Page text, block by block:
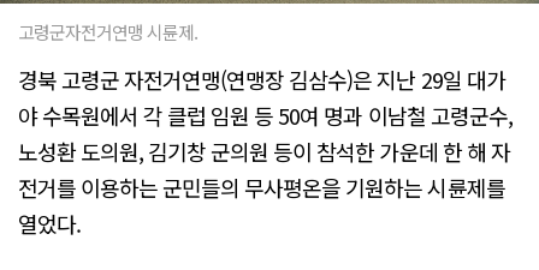
고령군자전거연맹 시륜제.
경북 고령군 자전거연맹(연맹장 김삼수)은 지난 29일 대가
야 수목원에서 각 클럽 임원 등 50여 명과 이남철 고령군수,
노성환 도의원, 김기창 군의원 등이 참석한 가운데 한 해 자
전거를 이용하는 군민들의 무사평온을 기원하는 시륜제를
열었다.